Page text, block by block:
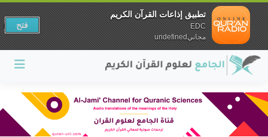
تطبيق إذاعات القرآن الكريم
EDC
مجانيundefined
فتح